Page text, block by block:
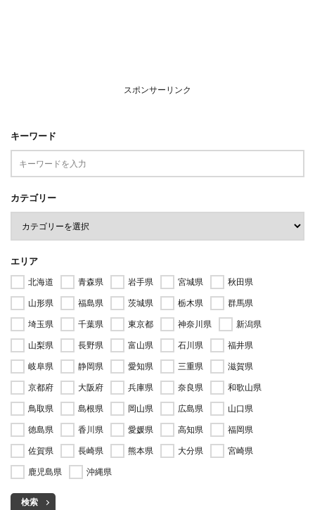
スポンサーリンク
キーワード
カテゴリー
エリア
北海道 青森県 岩手県 宮城県
秋田県
山形県
福島県 茨城県 栃木県
群馬県
埼玉県
千葉県 東京都 神奈川県
新潟県
山梨県
長野県 富山県 石川県
福井県
岐阜県
静岡県 愛知県 三重県
滋賀県
京都府
大阪府 兵庫県 奈良県
和歌山県
鳥取県
島根県 岡山県 広島県
山口県
徳島県
香川県 愛媛県 高知県
福岡県
佐賀県
長崎県 熊本県 大分県
宮崎県
鹿児島県
沖縄県
検索